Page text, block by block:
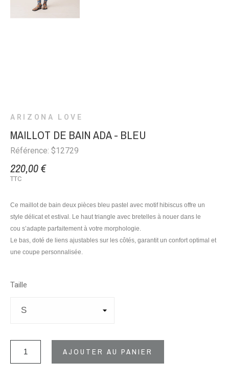
ARIZONA LOVE
MAILLOT DE BAIN ADA - BLEU
Référence: $12729
220,00 €
TTC
Ce maillot de bain deux pièces bleu pastel avec motif hibiscus offre un
style délicat et estival. Le haut triangle avec bretelles à nouer dans le
cou s’adapte parfaitement à votre morphologie.
Le bas, doté de liens ajustables sur les côtés, garantit un confort optimal et
une coupe personnalisée.
Taille
AJOUTER AU PANIER